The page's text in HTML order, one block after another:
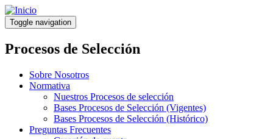
Pasar
al
contenido
principal
Toggle navigation
Procesos de Selección
Sobre Nosotros
Normativa
Nuestros Procesos de selección
Bases Procesos de Selección (Vigentes)
Bases Procesos de Selección (Histórico)
Preguntas Frecuentes